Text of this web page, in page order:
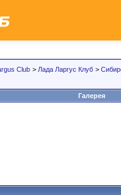
Club > Лада Ларгус Клуб >
Галерея